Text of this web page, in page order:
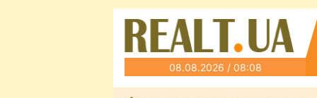
08.08.2026 / 08:08